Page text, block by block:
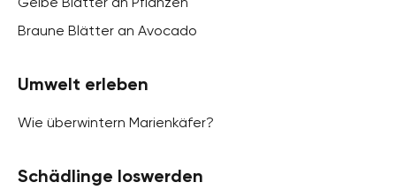
Braune Blätter an Avocado
Umwelt erleben
Wie überwintern Marienkäfer?
Schädlinge loswerden